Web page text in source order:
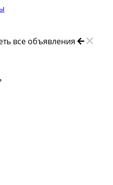
все объявления